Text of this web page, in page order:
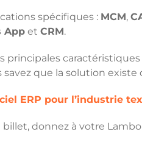
spécifiques : MCM,
App et CRM.
que la solution existe
ERP pour l’industrie
billet, donnez à votre